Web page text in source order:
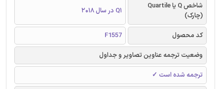
شاخص Q یا Quartile
(چارک)
Q1 در سال 2018
کد محصول
F1557
وضعیت ترجمه عناوین تصاویر و جداول
ترجمه شده است ✓